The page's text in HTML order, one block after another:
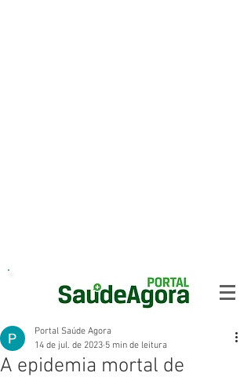
A epidemia mortal de
Portal Saúde Agora
14 de jul. de 2023 5 min de leitura